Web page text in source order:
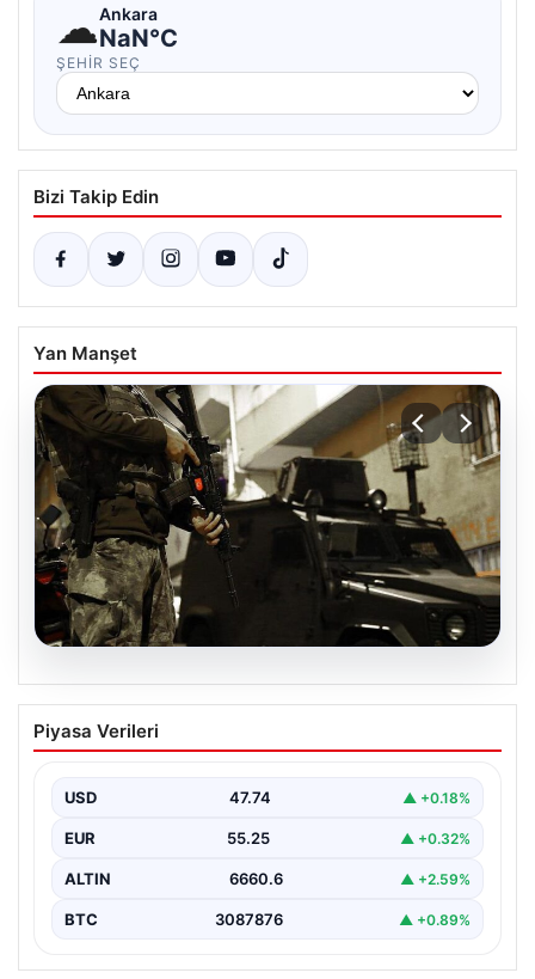
☁Ankara
NaN°C
ŞEHIR SEÇ
Bizi Takip Edin
Yan Manşet
07.08.2026
DAEŞ’e Yönelik 30 İlde Eş Zamanlı
Operasyon Yapıldı
bir operasyon düzenlendi. İçişleri Bakanlığı'nın
koordinasyonunda…
Piyasa Verileri
USD 47.74 ▲ +0.18%
EUR 55.25 ▲ +0.32%
ALTIN 6660.6 ▲ +2.59%
BTC 3087876 ▲ +0.89%